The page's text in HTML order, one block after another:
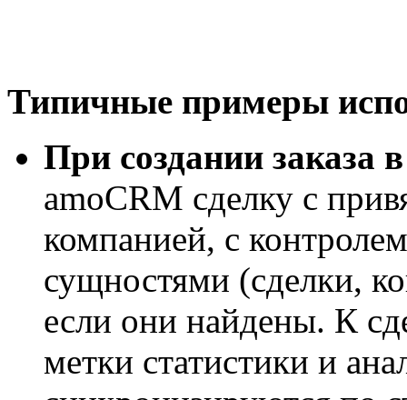
Типичные примеры
При создании заказа
amoCRM сделку с
компанией, с
сущностями (сделки,
если они найдены. К
метки статистики и